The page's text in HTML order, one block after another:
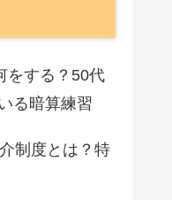
をする？50代
る暗算練習
制度とは？特